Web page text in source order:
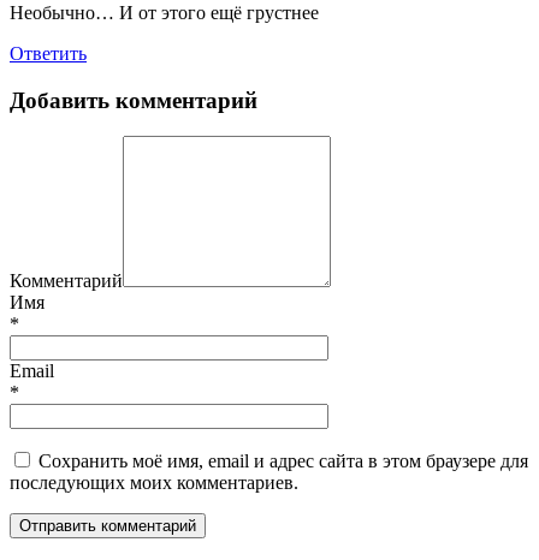
Необычно… И от этого ещё грустнее
Ответить
Добавить комментарий
Комментарий
Имя
*
Email
*
Сохранить моё имя, email и адрес сайта в этом браузере для
последующих моих комментариев.